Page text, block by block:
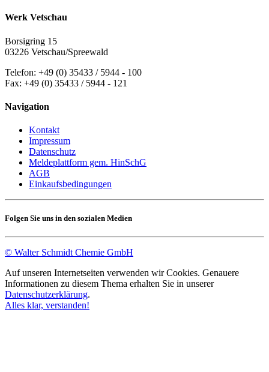
Werk Vetschau
Borsigring 15
03226 Vetschau/Spreewald
Telefon: +49 (0) 35433 / 5944 - 100
Fax: +49 (0) 35433 / 5944 - 121
Navigation
Kontakt
Impressum
Datenschutz
Meldeplattform gem. HinSchG
AGB
Einkaufsbedingungen
Folgen Sie uns in den sozialen Medien
© Walter Schmidt Chemie GmbH
Auf unseren Internetseiten verwenden wir Cookies. Genauere
Informationen zu diesem Thema erhalten Sie in unserer
Datenschutzerklärung.
Alles klar, verstanden!